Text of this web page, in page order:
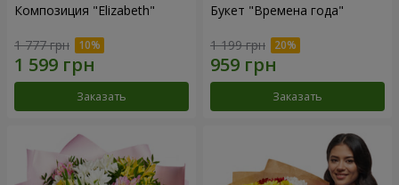
Композиция "Elizabeth"
1 777 грн
Заказать
Букет "Времена года"
1 199 грн
Заказать